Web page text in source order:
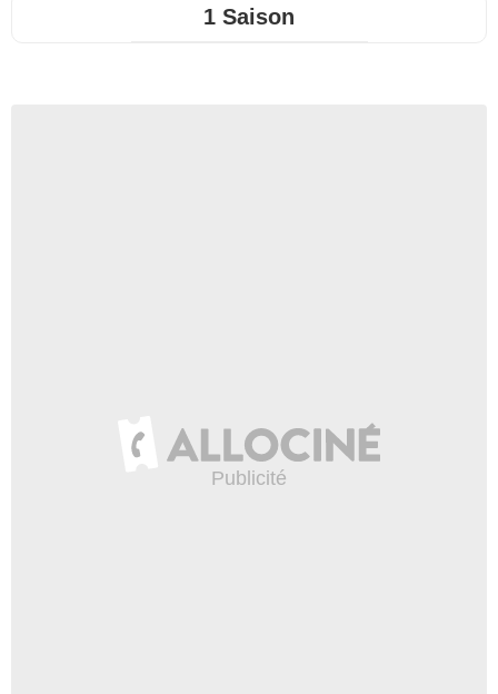
1 Saison